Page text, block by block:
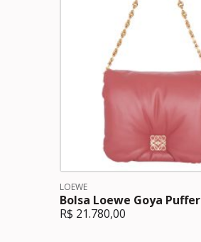
LOEWE
Bolsa Loewe Goya Puffer
R$ 21.780,00